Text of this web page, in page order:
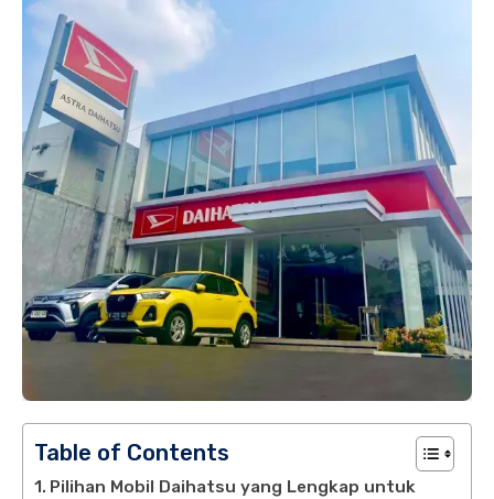
Table of Contents
Pilihan Mobil Daihatsu yang Lengkap untuk